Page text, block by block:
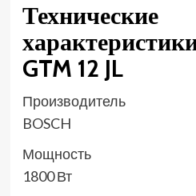
Технические
GTM 12 JL
Производитель
BOSCH
Мощность
1800 Вт